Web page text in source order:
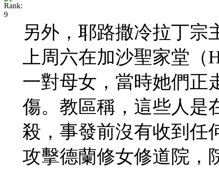
另外，耶路撒冷拉丁宗
上周六在加沙聖家堂（
一對母女，當時她們正
傷。教區稱，這些人是
殺，事發前沒有收到任
攻擊德蘭修女修道院，